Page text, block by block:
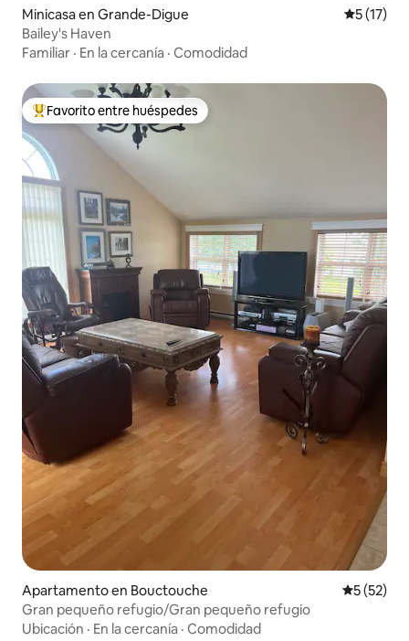
Minicasa en Grande-Digue
5 (17)
Bailey's Haven
Familiar · En la cercanía · Comodidad
Favorito entre huéspedes preferido
Favorito entre huéspedes
Apartamento en Bouctouche
5 (52)
Gran pequeño refugio/Gran pequeño refugio
Ubicación · En la cercanía · Comodidad